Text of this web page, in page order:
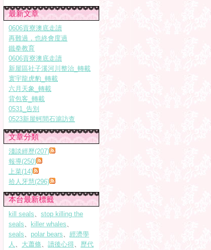
最新文章
0606貢寮澳底走讀
再難過，也終會度過
鐵拳教育
0606貢寮澳底走讀
新屋區社子溪河川整治_轉載
寰宇龍虎豹_轉載
六月天象_轉載
背包客_轉載
0531_告別
0523新屋蚵間石滬訪查
文章分類
淺談經歷(207)
報導(250)
上菜(14)
拾人牙慧(296)
本台最新標籤
kill seals、 stop killing the
seals、 killer whales、
seals、 polar bears、 經濟學
人 、 大蕭條、 讀後心得、 歷代